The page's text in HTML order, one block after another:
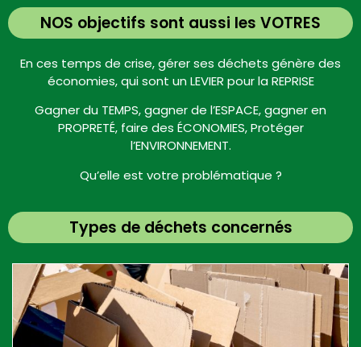
NOS objectifs sont aussi les VOTRES
En ces temps de crise, gérer ses déchets génère des
économies, qui sont un LEVIER pour la REPRISE
Gagner du TEMPS, gagner de l’ESPACE, gagner en
PROPRETÉ, faire des ÉCONOMIES, Protéger
l’ENVIRONNEMENT.
Qu’elle est votre problématique ?
Types de déchets concernés